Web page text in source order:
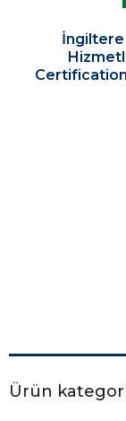
İngiltere
Ürün